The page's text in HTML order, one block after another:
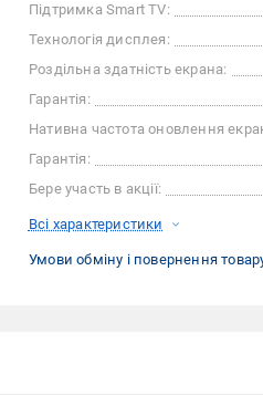
Підтримка Smart TV:
Технологія дисплея:
Роздільна здатність екрана:
Гарантія:
Нативна частота оновлення
Гарантія:
Бере участь в акції:
Всі характеристики
Умови обміну і повернення